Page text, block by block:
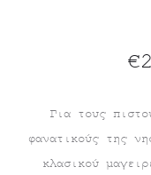
Για τους
φανατικούς της
κλασικού
€
Η
τιμή